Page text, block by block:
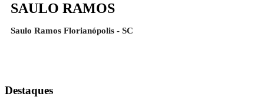
SAULO RAMOS
Saulo Ramos Florianópolis - SC
Destaques